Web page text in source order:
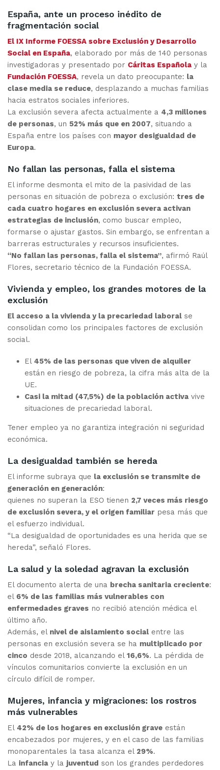
España, ante un proceso inédito de
fragmentación social
El IX Informe FOESSA sobre Exclusión y Desarrollo
Social en España, elaborado por más de 140 personas
investigadoras y presentado por Cáritas Española y la
Fundación FOESSA, revela un dato preocupante: la
clase media se reduce, desplazando a muchas familias
hacia estratos sociales inferiores.
La exclusión severa afecta actualmente a 4,3 millones
de personas, un 52% más que en 2007, situando a
España entre los países con mayor desigualdad de
Europa.
No fallan las personas, falla el sistema
El informe desmonta el mito de la pasividad de las
personas en situación de pobreza o exclusión: tres de
cada cuatro hogares en exclusión severa activan
estrategias de inclusión, como buscar empleo,
formarse o ajustar gastos. Sin embargo, se enfrentan a
barreras estructurales y recursos insuficientes.
“No fallan las personas, falla el sistema”, afirmó Raúl
Flores, secretario técnico de la Fundación FOESSA.
Vivienda y empleo, los grandes motores de la
exclusión
El acceso a la vivienda y la precariedad laboral se
consolidan como los principales factores de exclusión
social.
El 45% de las personas que viven de alquiler
están en riesgo de pobreza, la cifra más alta de la
UE.
Casi la mitad (47,5%) de la población activa vive
situaciones de precariedad laboral.
Tener empleo ya no garantiza integración ni seguridad
económica.
La desigualdad también se hereda
El informe subraya que la exclusión se transmite de
generación en generación:
quienes no superan la ESO tienen 2,7 veces más riesgo
de exclusión severa, y el origen familiar pesa más que
el esfuerzo individual.
“La desigualdad de oportunidades es una herida que se
hereda”, señaló Flores.
La salud y la soledad agravan la exclusión
El documento alerta de una brecha sanitaria creciente:
el 6% de las familias más vulnerables con
enfermedades graves no recibió atención médica el
último año.
Además, el nivel de aislamiento social entre las
personas en exclusión severa se ha multiplicado por
cinco desde 2018, alcanzando el 16,6%. La pérdida de
vínculos comunitarios convierte la exclusión en un
círculo difícil de romper.
Mujeres, infancia y migraciones: los rostros
más vulnerables
El 42% de los hogares en exclusión grave están
encabezados por mujeres, y en el caso de las familias
monoparentales la tasa alcanza el 29%.
La infancia y la juventud son los grandes perdedores